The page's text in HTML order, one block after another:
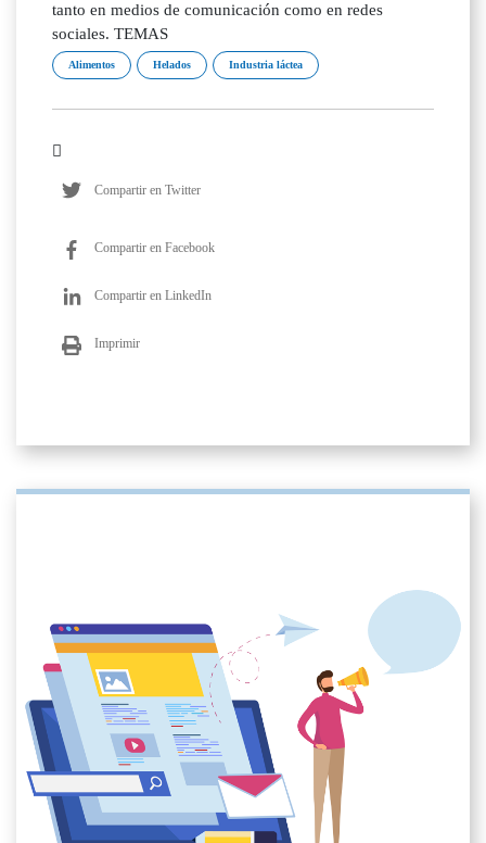
tanto en medios de comunicación como en redes
sociales. TEMAS
Alimentos Helados Industria láctea
Compartir en Twitter
Compartir en Facebook
Compartir en LinkedIn
Imprimir